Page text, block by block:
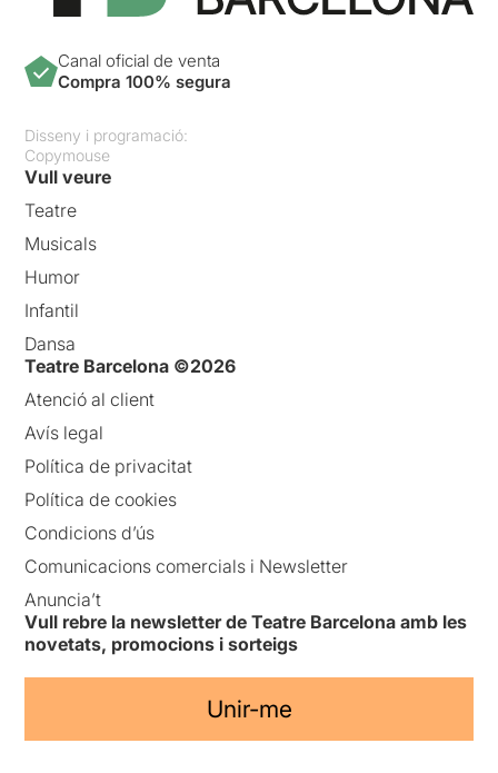
Canal oficial de venta
Compra 100% segura
Disseny i programació:
Copymouse
Vull veure
Teatre
Musicals
Humor
Infantil
Dansa
Teatre Barcelona ©2026
Atenció al client
Avís legal
Política de privacitat
Política de cookies
Condicions d’ús
Comunicacions comercials i Newsletter
Anuncia’t
Vull rebre la newsletter de Teatre Barcelona amb les
novetats, promocions i sorteigs
Unir-me